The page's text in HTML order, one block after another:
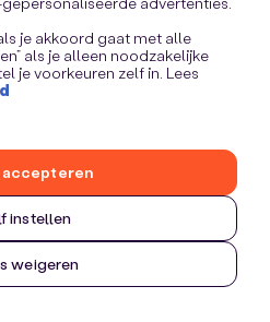
je akkoord gaat met alle
als je alleen noodzakelijke
je voorkeuren zelf in. Lees
instellen
weigeren